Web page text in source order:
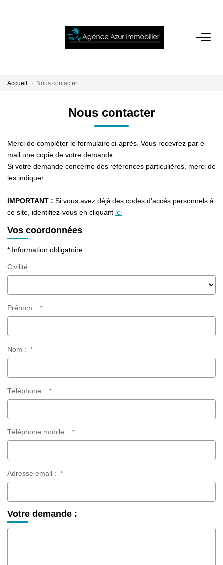
ACCUEIL
LOCATIONS
NOTRE AGENCE
ESTIMATION
CONTACT
Accueil Nous contacter
Nous contacter
Merci de compléter le formulaire ci-après. Vous recevrez par e-
mail une copie de votre demande.
Si votre demande concerne des références particulières, merci de
les indiquer.
IMPORTANT : Si vous avez déjà des codes d'accés personnels à
ce site, identifiez-vous en cliquant ici
Vos coordonnées
* Information obligatoire
Civilité :
Prénom : *
Nom : *
Téléphone : *
Téléphone mobile : *
Adresse email : *
Votre demande :